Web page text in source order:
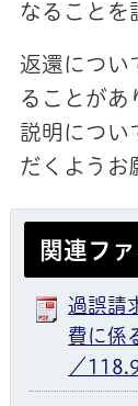
なることを
返還につい
ることがあ
説明につい
だくようお
関連フ
過誤請
費に係
／